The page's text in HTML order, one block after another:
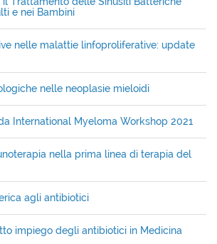
e nei Bambini
nelle malattie linfoproliferative: update
nelle neoplasie mieloidi
International Myeloma Workshop 2021
nella prima linea di terapia del
agli antibiotici
impiego degli antibiotici in Medicina